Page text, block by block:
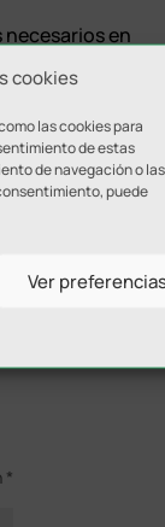
cookies
las cookies para
de estas
de navegación o las
puede
Ver
en
reunión de
haya sido
de
de obra) y
*